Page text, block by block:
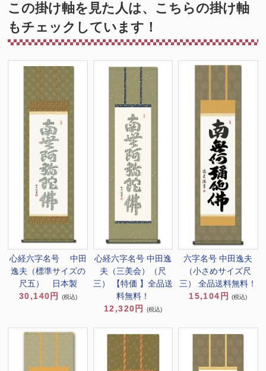
この掛け軸を見た人は、こちらの掛け軸
もチェックしています！
心経六字名号 中田
逸夫（標準サイズの
尺五） 日本製
30,140円
(税込)
心経六字名号 中田逸
夫（三美会）（尺
三） 【特価 】全品送
料無料！
12,320円
(税込)
六字名号 中田逸夫
（小さめサイズ尺
三） 全品送料無料！
15,104円
(税込)